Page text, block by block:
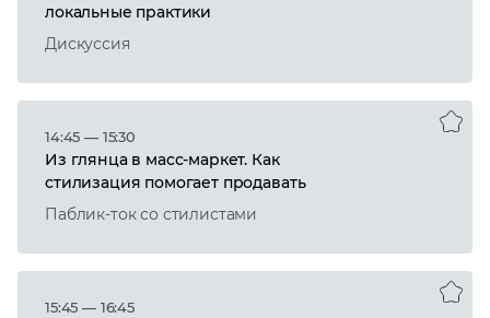
локальные практики
Дискуссия
14:45 — 15:30
Из глянца в масс-маркет. Как
стилизация помогает продавать
Паблик-ток со стилистами
15:45 — 16:45